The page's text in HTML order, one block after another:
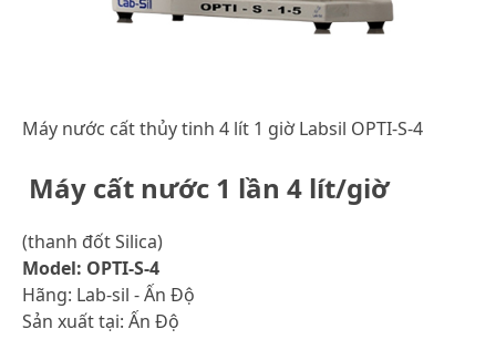
Máy nước cất thủy tinh 4 lít 1 giờ Labsil OPTI-S-4
Máy cất nước 1 lần 4 lít/giờ
(thanh đốt Silica)
Model: OPTI-S-4
Hãng: Lab-sil - Ấn Độ
Sản xuất tại: Ấn Độ